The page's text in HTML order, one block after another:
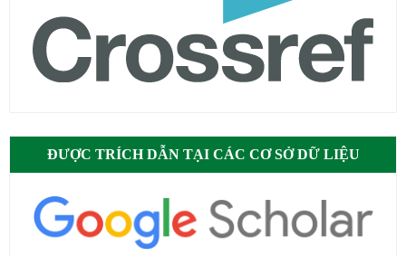
ĐƯỢC TRÍCH DẪN TẠI CÁC CƠ SỞ DỮ LIỆU